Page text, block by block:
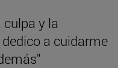
y la
a cuidarme